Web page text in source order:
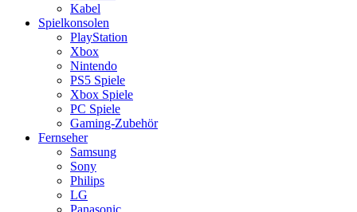
Kabel
Spielkonsolen
PlayStation
Xbox
Nintendo
PS5 Spiele
Xbox Spiele
PC Spiele
Gaming-Zubehör
Fernseher
Samsung
Sony
Philips
LG
Panasonic